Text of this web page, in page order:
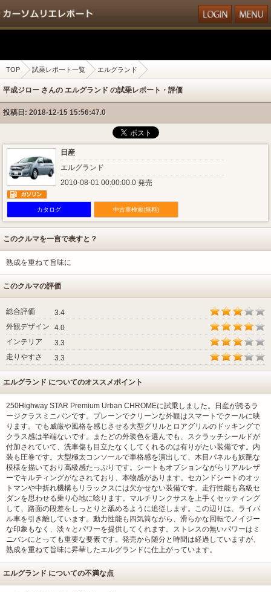
TOP 試乗レポート一覧 エルグランド
平成ジロー さんの エルグランド の試乗レポート・評価
投稿日: 2018-12-15 15:56:47.0
日産
エルグランド
2010-08-01 00:00:00.0 発売
カタログ 中古車検索(無料)
このクルマを一言で表すと？
熟成を重ねて旨味に
このクルマの評価
総合評価
3.4
外観デザイン
4.0
インテリア
3.3
走りやすさ
3.3
エルグランド についてのオススメポイント
250Highway STAR Premium Urban CHROMEに試乗しました。日産が誇るラ
ージクラスミニバンです。プレーンでクリーンな外観はスマートでクールに映
ります。でも威厳や風格を感じさせる大型グリルとロアグリルのドッキングで
クラス感は半端ないです。またどの外装色を選んでも、スクラッチシールドが
付加されていて、洗車傷も目立たなくしてくれるのは有りがたい装備です。内
装も圧巻です。大型極太コンソールで車格感を演出して、木目パネルも妖艶な
模様を描いており高級感たっぷりです。シートもオプションながらリアルレザ
ーでキルティングがなされており、本物感があります。セカンドシートのオッ
トマンや中折れ機構もリラックスには欠かせない装備です。走行性能も高級セ
ダンを思わせる乗り心地に唸ります。マルチリンクサスを上手くセッティング
して、路面の段差をしっとりと舐めるように追従します。この辺りは、ライバ
ル車を引き離しています。動力性能も四気筒ながら、滑らかな回転でノイジー
な印象もなく、淡々とパワーを提供してくれます。ストレスの無いパワーはミ
ニバンにとっても重要な要素です。発売から随分と時間は経過していますが、
熟成を重ねて旨味に昇華したエルグランドに仕上がっています。
エルグランド についての不満な点